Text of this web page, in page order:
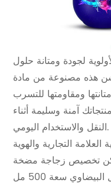
لجودة ومتانة حلول
هذه مصنوعة من مادة
ومقاومتها للتسرب
آمنة وسليمة أثناء
النقل والاستخدام اليومي.
التجارية والهوية
يمكن تخصيص زجاجة مضخة
سعة 500 مل